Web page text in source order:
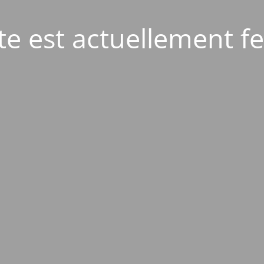
est actuellement